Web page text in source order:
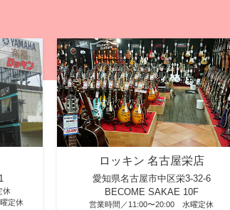
休
定休
ロッキン 名古屋栄店
愛知県名古屋市中区栄3-32-6
BECOME SAKAE 10F
営業時間／11:00〜20:00 水曜定休